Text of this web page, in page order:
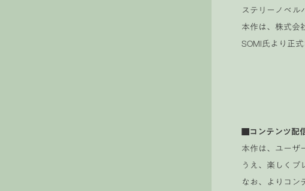
ステリーノベル
本作は、株式会
SOMI氏より正
■コンテンツ配
本作は、ユーザ
うえ、楽しくプ
なお、よりコン